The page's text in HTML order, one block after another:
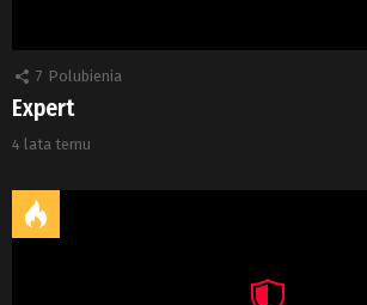
7 Polubienia
Expert
4 lata temu